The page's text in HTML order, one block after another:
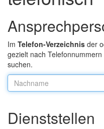
Im Telefon-Verzeichnis der
gezielt nach
suchen.
Nachname:
Dienststellen